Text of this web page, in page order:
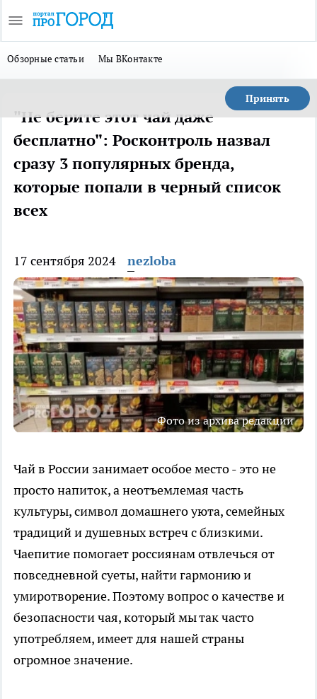
Обзорные статьи Мы ВКонтакте
Принять
"Не берите этот чай даже
бесплатно": Росконтроль назвал
сразу 3 популярных бренда,
которые попали в черный список
всех
17 сентября 2024 nezloba
Фото из архива редакции
Чай в России занимает особое место - это не
просто напиток, а неотъемлемая часть
культуры, символ домашнего уюта, семейных
традиций и душевных встреч с близкими.
Чаепитие помогает россиянам отвлечься от
повседневной суеты, найти гармонию и
умиротворение. Поэтому вопрос о качестве и
безопасности чая, который мы так часто
употребляем, имеет для нашей страны
огромное значение.